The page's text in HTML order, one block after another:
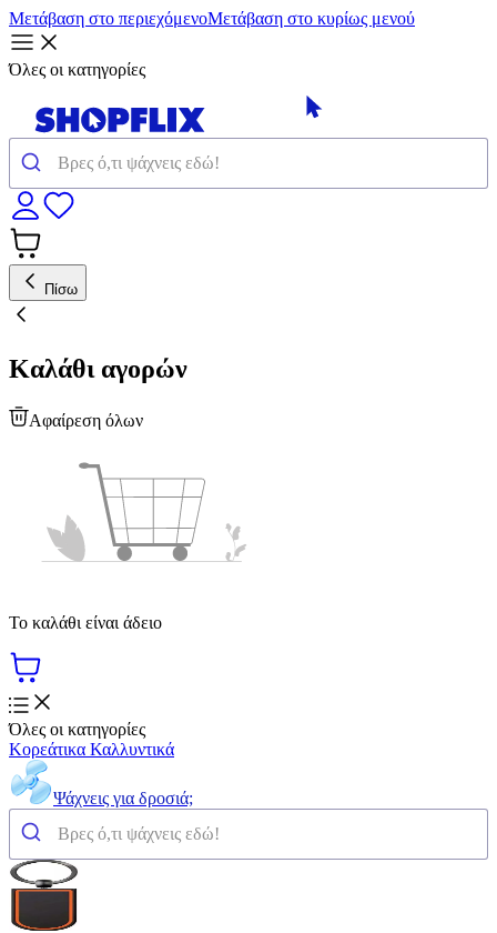
Μετάβαση στο περιεχόμενοΜετάβαση στο κυρίως μενού
Όλες οι κατηγορίες
Πίσω
Καλάθι αγορών
Αφαίρεση όλων
Το καλάθι είναι άδειο
Όλες οι κατηγορίες
Κορεάτικα Καλλυντικά
Ψάχνεις για δροσιά;